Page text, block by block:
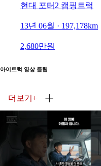
현대 포터2 캠핑트럭
13년 06월 · 197,178km
2,680만원
아이트럭 영상 클립
더보기 +